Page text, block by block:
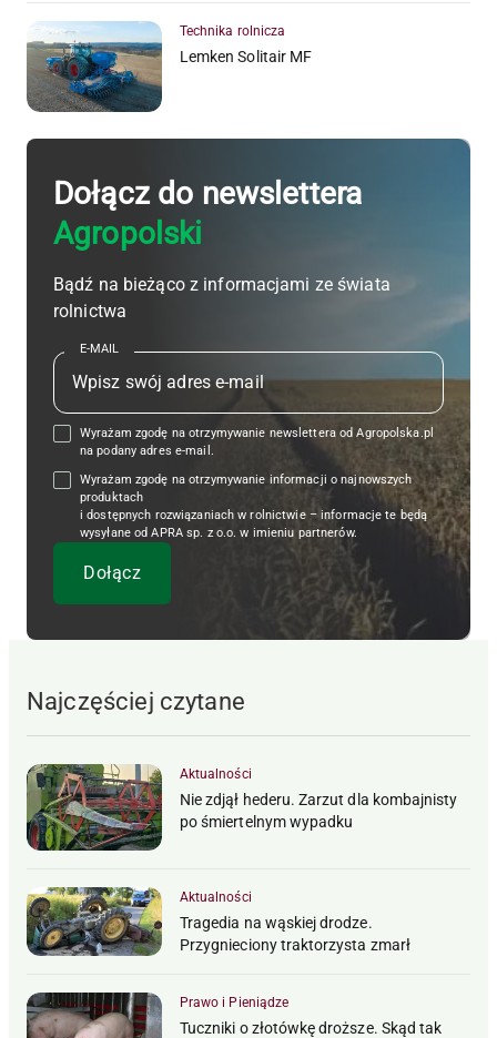
Technika rolnicza
Lemken Solitair MF
Dołącz do newslettera
Agropolski
Bądź na bieżąco z informacjami ze świata
rolnictwa
E-MAIL
Wyrażam zgodę na otrzymywanie newslettera od Agropolska.pl
na podany adres e-mail.
Wyrażam zgodę na otrzymywanie informacji o najnowszych
produktach
i dostępnych rozwiązaniach w rolnictwie – informacje te będą
wysyłane od APRA sp. z o.o. w imieniu partnerów.
Najczęściej czytane
Aktualności
Nie zdjął hederu. Zarzut dla kombajnisty
po śmiertelnym wypadku
Aktualności
Tragedia na wąskiej drodze.
Przygnieciony traktorzysta zmarł
Prawo i Pieniądze
Tuczniki o złotówkę droższe. Skąd tak